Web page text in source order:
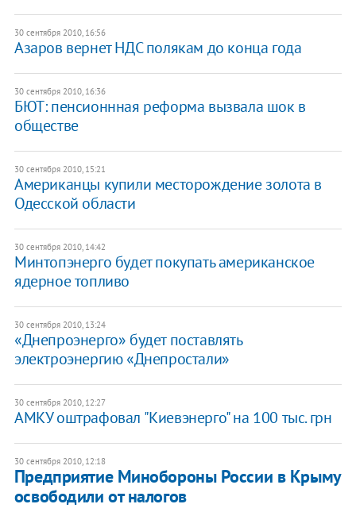
30 сентября 2010, 16:56
Азаров вернет НДС полякам до конца года
30 сентября 2010, 16:36
БЮТ: пенсионнная реформа вызвала шок в
обществе
30 сентября 2010, 15:21
Американцы купили месторождение золота в
Одесской области
30 сентября 2010, 14:42
Минтопэнерго будет покупать американское
ядерное топливо
30 сентября 2010, 13:24
«Днепроэнерго» будет поставлять
электроэнергию «Днепростали»
30 сентября 2010, 12:27
АМКУ оштрафовал "Киевэнерго" на 100 тыс. грн
30 сентября 2010, 12:18
Предприятие Минобороны России в Крыму
освободили от налогов